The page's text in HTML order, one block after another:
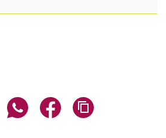
Seite über E-Mail teilen
Seite über WhatsApp teilen
Seite über Facebook